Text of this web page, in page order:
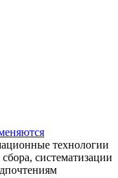
технологии
систематизации